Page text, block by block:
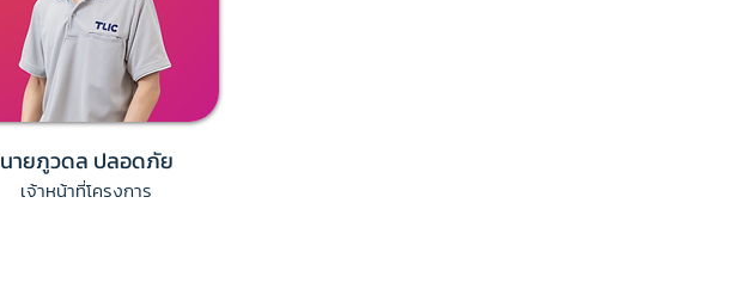
นายภูวดล ปลอดภัย
​เจ้าหน้าที่โครงการ